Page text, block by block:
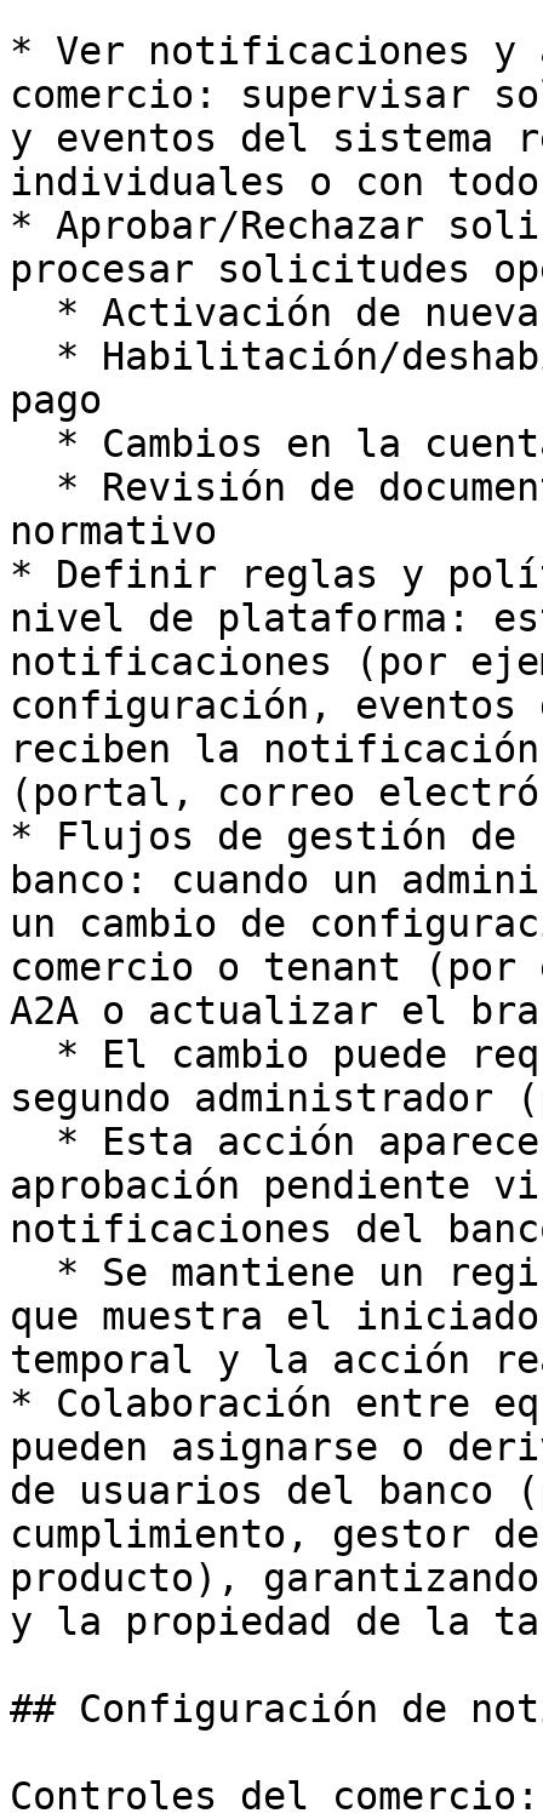
* Ver notificaciones y
comercio: supervisar
y eventos del sistema
individuales o con
* Aprobar/Rechazar
procesar solicitudes
pago
normativo
* Definir reglas y
nivel de plataforma:
notificaciones (por
configuración,
reciben la notificación
(portal, correo
* Flujos de gestión de
banco: cuando un
un cambio de
comercio o tenant
A2A o actualizar el
segundo
aprobación pendiente
notificaciones del
que muestra el
temporal y la acción
* Colaboración entre
pueden asignarse o
de usuarios del banco
cumplimiento, gestor
producto),
y la propiedad de la
## Configuración de
Controles del comercio: